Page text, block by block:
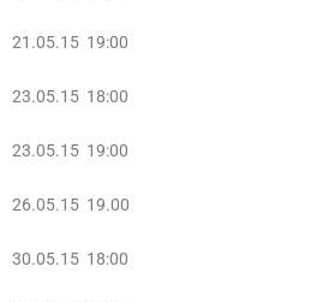
21.05.15 19:00
23.05.15 18:00
23.05.15 19:00
26.05.15 19.00
30.05.15 18:00